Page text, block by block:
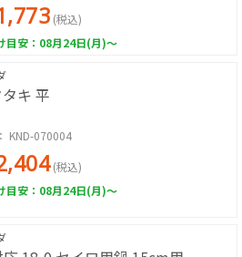
(税込)
目安：08月24日(月)～
キ 平
KND-070004
(税込)
目安：08月24日(月)～